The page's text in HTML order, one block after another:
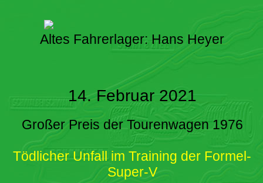
Altes Fahrerlager: Hans Heyer
14. Februar 2021
Großer Preis der Tourenwagen 1976
Tödlicher Unfall im Training der Formel-
Super-V